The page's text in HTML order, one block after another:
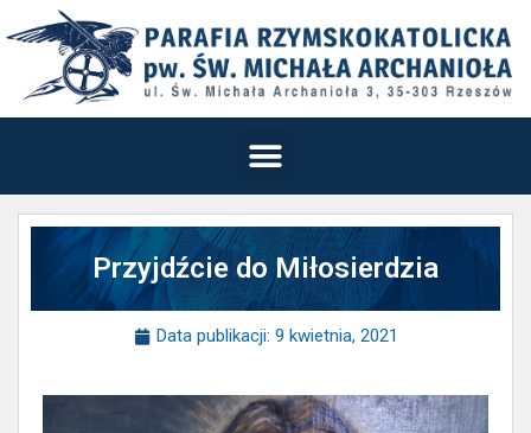
Przyjdźcie do Miłosierdzia
Data publikacji: 9 kwietnia, 2021